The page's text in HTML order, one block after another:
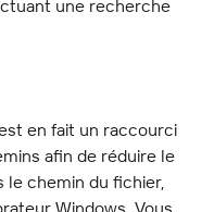
une recherche
en fait un raccourci
afin de réduire le
chemin du fichier,
Windows. Vous